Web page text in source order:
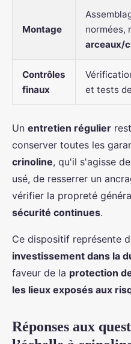
Montage
normées,
arceaux/
Contrôles
finaux
et tests
Un entretien régulier
conserver toutes les
crinoline, qu'il s'agisse
usé, de resserrer un
vérifier la propreté
sécurité continues.
Ce dispositif représente
investissement dans la
faveur de la protection
les lieux exposés aux
Réponses aux